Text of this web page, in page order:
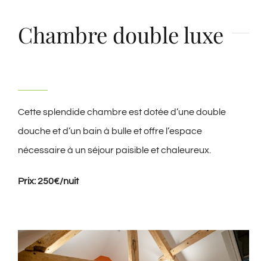
Chambre double luxe
Cette splendide chambre est dotée d’une double
douche et d’un bain à bulle et offre l’espace
nécessaire à un séjour paisible et chaleureux.
Prix: 250€/nuit